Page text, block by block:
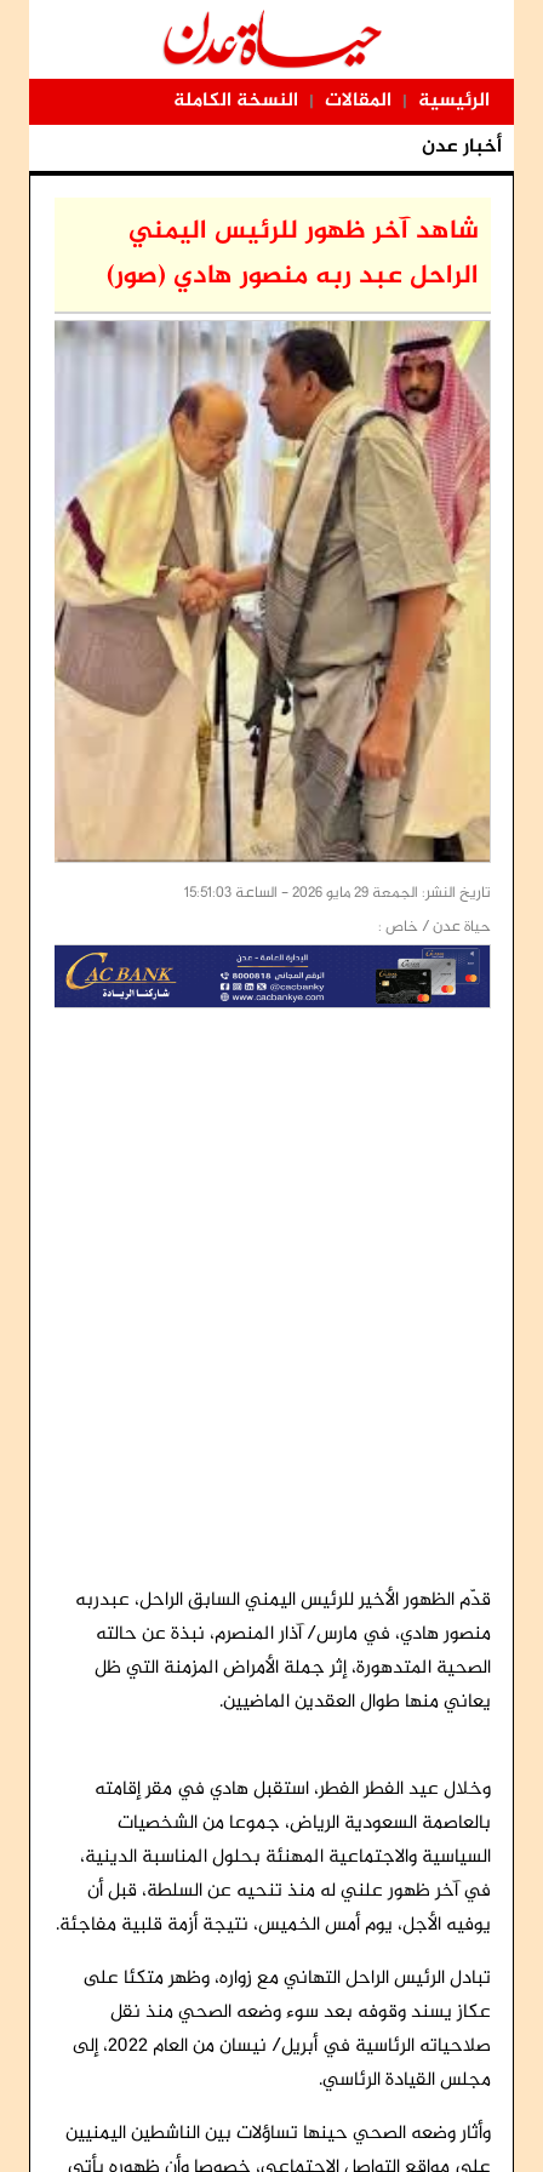
الرئيسية | المقالات | النسخة الكاملة
أخبار عدن
شاهد آخر ظهور للرئيس اليمني
الراحل عبد ربه منصور هادي (صور)
تاريخ النشر: الجمعة 29 مايو 2026 - الساعة 15:51:03
حياة عدن / خاص :
قدّم الظهور الأخير للرئيس اليمني السابق الراحل، عبدربه
منصور هادي، في مارس/ آذار المنصرم، نبذة عن حالته
الصحية المتدهورة، إثر جملة الأمراض المزمنة التي ظل
يعاني منها طوال العقدين الماضيين.
وخلال عيد الفطر الفطر، استقبل هادي في مقر إقامته
بالعاصمة السعودية الرياض، جموعا من الشخصيات
السياسية والاجتماعية المهنئة بحلول المناسبة الدينية،
في آخر ظهور علني له منذ تنحيه عن السلطة، قبل أن
يوفيه الأجل، يوم أمس الخميس، نتيجة أزمة قلبية مفاجئة.
تبادل الرئيس الراحل التهاني مع زواره، وظهر متكئا على
عكاز يسند وقوفه بعد سوء وضعه الصحي منذ نقل
صلاحياته الرئاسية في أبريل/ نيسان من العام 2022، إلى
مجلس القيادة الرئاسي.
وأثار وضعه الصحي حينها تساؤلات بين الناشطين اليمنيين